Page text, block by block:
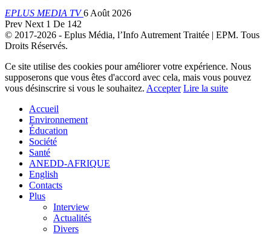
EPLUS MEDIA TV6 Août 2026
Prev Next 1 De 142
© 2017-2026 - Eplus Média, l’Info Autrement Traitée | EPM. Tous
Droits Réservés.
Ce site utilise des cookies pour améliorer votre expérience. Nous
supposerons que vous êtes d'accord avec cela, mais vous pouvez
vous désinscrire si vous le souhaitez. Accepter Lire la suite
Accueil
Environnement
Éducation
Société
Santé
ANEDD-AFRIQUE
English
Contacts
Plus
Interview
Actualités
Divers